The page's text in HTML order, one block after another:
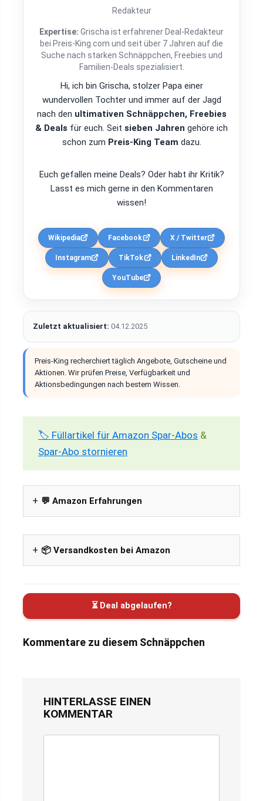
Redakteur
Expertise: Grischa ist erfahrener Deal-Redakteur
bei Preis-King.com und seit über 7 Jahren auf die
Suche nach starken Schnäppchen, Freebies und
Familien-Deals spezialisiert.
Hi, ich bin Grischa, stolzer Papa einer
wundervollen Tochter und immer auf der Jagd
nach den ultimativen Schnäppchen, Freebies
& Deals für euch. Seit sieben Jahren gehöre ich
schon zum Preis-King Team dazu.
Euch gefallen meine Deals? Oder habt ihr Kritik?
Lasst es mich gerne in den Kommentaren
wissen!
Wikipedia Facebook X / Twitter
Instagram TikTok LinkedIn
YouTube
Zuletzt aktualisiert: 04.12.2025
Preis-King recherchiert täglich Angebote, Gutscheine und
Aktionen. Wir prüfen Preise, Verfügbarkeit und
Aktionsbedingungen nach bestem Wissen.
🏷️ Füllartikel für Amazon Spar-Abos &
Spar-Abo stornieren
💬 Amazon Erfahrungen
📦 Versandkosten bei Amazon
⏳ Deal abgelaufen?
Kommentare zu diesem Schnäppchen
HINTERLASSE EINEN
KOMMENTAR